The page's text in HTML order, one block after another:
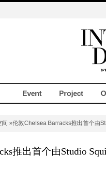
Event Project
间 »伦敦Chelsea Barracks推出首个由
推出首个由Studio